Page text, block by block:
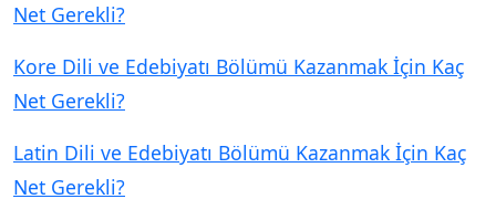
Net Gerekli?
Kore Dili ve Edebiyatı Bölümü Kazanmak İçin Kaç
Net Gerekli?
Latin Dili ve Edebiyatı Bölümü Kazanmak İçin Kaç
Net Gerekli?